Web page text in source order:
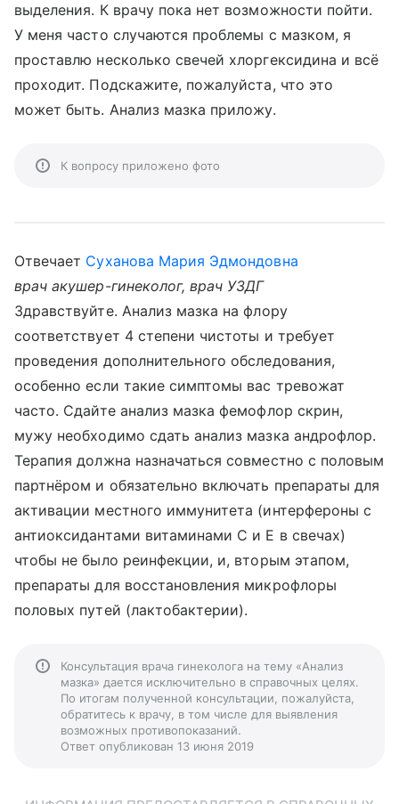
выделения. К врачу пока нет возможности пойти.
У меня часто случаются проблемы с мазком, я
проставлю несколько свечей хлоргексидина и всё
проходит. Подскажите, пожалуйста, что это
может быть. Анализ мазка приложу.
К вопросу приложено фото
Отвечает Суханова Мария Эдмондовна
врач акушер-гинеколог, врач УЗДГ
Здравствуйте. Анализ мазка на флору
соответствует 4 степени чистоты и требует
проведения дополнительного обследования,
особенно если такие симптомы вас тревожат
часто. Сдайте анализ мазка фемофлор скрин,
мужу необходимо сдать анализ мазка андрофлор.
Терапия должна назначаться совместно с половым
партнёром и обязательно включать препараты для
активации местного иммунитета (интерфероны с
антиоксидантами витаминами С и Е в свечах)
чтобы не было реинфекции, и, вторым этапом,
препараты для восстановления микрофлоры
половых путей (лактобактерии).
Консультация врача гинеколога на тему «Анализ
мазка» дается исключительно в справочных целях.
По итогам полученной консультации, пожалуйста,
обратитесь к врачу, в том числе для выявления
возможных противопоказаний.
Ответ опубликован 13 июня 2019